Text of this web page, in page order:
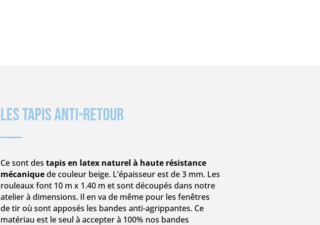
Les Tapis anti-retour
Ce sont des tapis en latex naturel à haute résistance
mécaniquede couleur beige. L’épaisseur est de 3 mm. Les
rouleaux font 10 m x 1.40 m et sont découpés dans notre
atelier à dimensions. Il en va de même pour les fenêtres
de tir où sont apposés les bandes anti-agrippantes. Ce
matériau est le seul à accepter à 100% nos bandes